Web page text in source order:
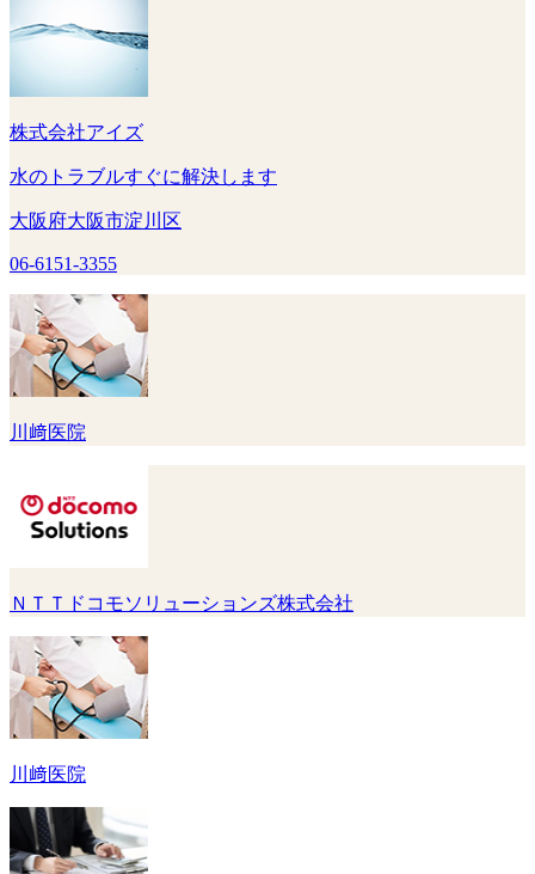
株式会社アイズ
水のトラブルすぐに解決します
大阪府大阪市淀川区
06-6151-3355
川﨑医院
ＮＴＴドコモソリューションズ株式会社
川﨑医院